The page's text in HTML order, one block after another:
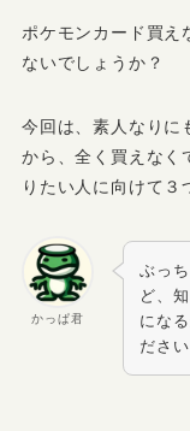
ポケモンカード買え
ないでしょうか？
今回は、素人なりに
から、全く買えなく
りたい人に向けて３
かっぱ君
ぶっ
ど、
にな
ださい